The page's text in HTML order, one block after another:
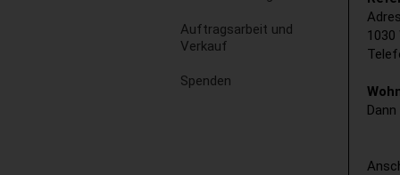
Auftragsarbeit und
Verkauf
Spenden
1030